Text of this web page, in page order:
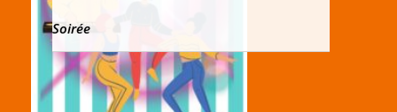
Soirée